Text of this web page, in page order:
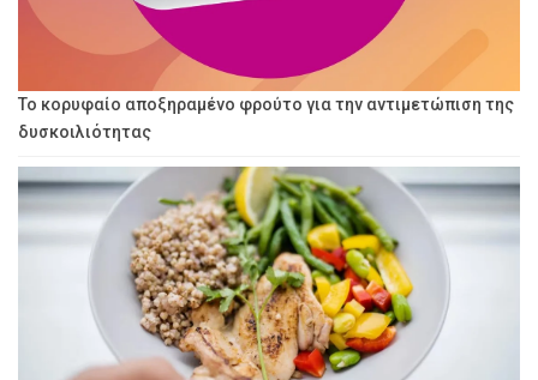
Το κορυφαίο αποξηραμένο φρούτο για την αντιμετώπιση της
δυσκοιλιότητας